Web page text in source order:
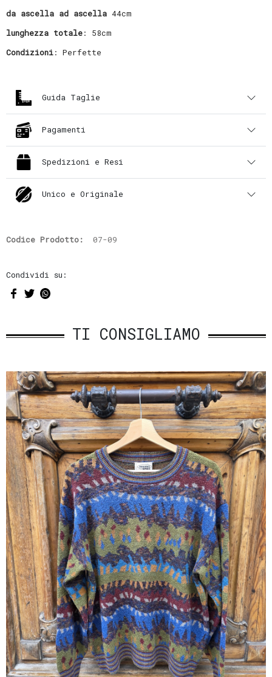
da ascella ad ascella44cm
lunghezza totale: 58cm
Condizioni: Perfette
Guida Taglie
Pagamenti
Spedizioni e Resi
Unico e Originale
Codice Prodotto: 07-09
Condividi su:
TI CONSIGLIAMO